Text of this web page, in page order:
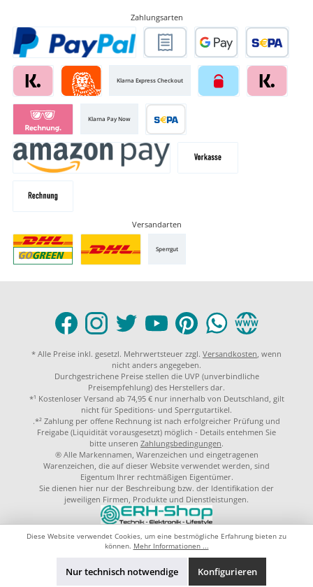
Zahlungsarten
Klarna Express Checkout
Klarna Pay Now
Versandarten
Sperrgut
* Alle Preise inkl. gesetzl. Mehrwertsteuer zzgl. Versandkosten, wenn
nicht anders angegeben.
Durchgestrichene Preise stellen die UVP (unverbindliche
Preisempfehlung) des Herstellers dar.
*¹ Kostenloser Versand ab 74,95 € nur innerhalb von Deutschland, gilt
nicht für Speditions- und Sperrgutartikel.
.*² Zahlung per offene Rechnung ist nach erfolgreicher Prüfung und
Freigabe (Liquidität vorausgesetzt) möglich - Details entehmen Sie
bitte unseren Zahlungsbedingungen.
® Alle Markennamen, Warenzeichen und eingetragenen
Warenzeichen, die auf dieser Website verwendet werden, sind
Eigentum Ihrer rechtmäßigen Eigentümer.
Sie dienen hier nur der Beschreibung bzw. der Identifikation der
jeweiligen Firmen, Produkte und Dienstleistungen.
Diese Website verwendet Cookies, um eine bestmögliche Erfahrung bieten zu
können. Mehr Informationen ...
Nur technisch notwendige Konfigurieren